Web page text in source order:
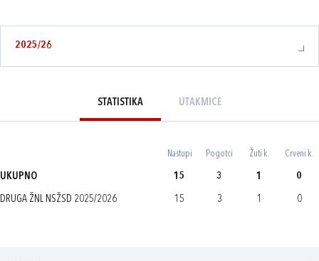
2025/26
STATISTIKA UTAKMICE
Nastupi Pogotci Žuti k. Crveni k.
UKUPNO 15 3 1 0
DRUGA ŽNL NSŽSD 2025/2026 15 3 1 0